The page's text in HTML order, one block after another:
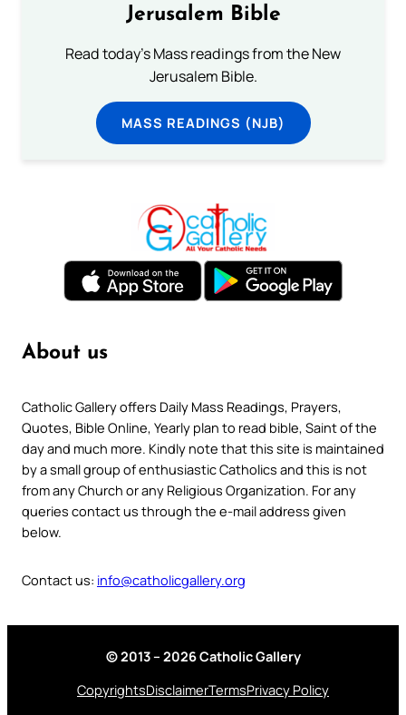
Jerusalem Bible
Read today's Mass readings from the New
Jerusalem Bible.
MASS READINGS (NJB)
About us
Catholic Gallery offers Daily Mass Readings, Prayers,
Quotes, Bible Online, Yearly plan to read bible, Saint of the
day and much more. Kindly note that this site is maintained
by a small group of enthusiastic Catholics and this is not
from any Church or any Religious Organization. For any
queries contact us through the e-mail address given
below.
Contact us: info@catholicgallery.org
© 2013 – 2026 Catholic Gallery
CopyrightsDisclaimerTermsPrivacy Policy